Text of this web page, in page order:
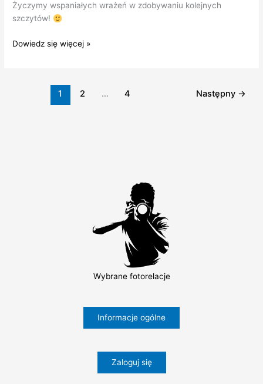
Wybrane fotorelacje
Informacje ogólne
Zaloguj się
Życzymy wspaniałych wrażeń w zdobywaniu kolejnych
szczytów!
Gratulacje
Dowiedz się więcej »
1 2 … 4 Następny →